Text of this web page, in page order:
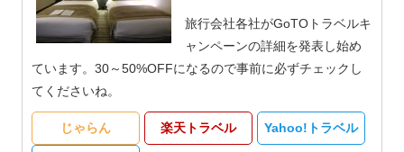
旅行会社各社がGoTOトラベルキ
ャンペーンの詳細を発表し始め
ています。30～50%OFFになるので事前に必ずチェックし
てくださいね。
じゃらん 楽天トラベル Yahoo!トラベル